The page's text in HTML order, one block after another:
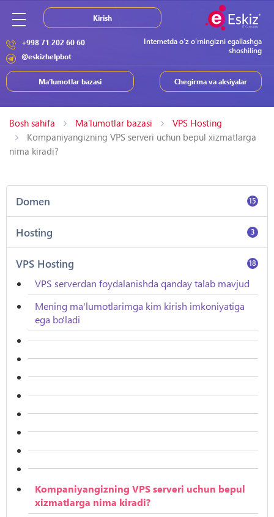
Internetda o‘z o‘rningizni egallashga
shoshiling
+998 71 202 60 60
@eskizhelpbot
Chegirma va aksiyalar
Ma’lumotlar bazasi
Kirish
Bosh sahifa Ma’lumotlar bazasi
VPS Hosting
Kompaniyangizning VPS serveri uchun bepul xizmatlarga
nima kiradi?
Domen 15
Hosting 3
VPS Hosting 18
VPS serverdan foydalanishda qanday talab mavjud
Mening ma'lumotlarimga kim kirish imkoniyatiga
ega bo'ladi
Kompaniyangizning VPS serveri uchun bepul
xizmatlarga nima kiradi?